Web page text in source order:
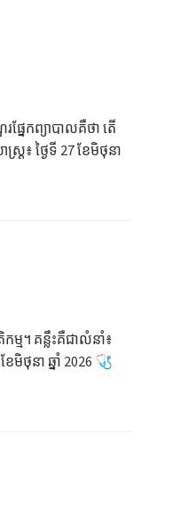
នែកព្យាបាលគឺថា តើ
ត្រ៖ ថ្ងៃទី 27 ខែមិថុនា
ម។ គន្លឹះគឺជាលំនាំ៖
មិថុនា ឆ្នាំ 2026 🩺